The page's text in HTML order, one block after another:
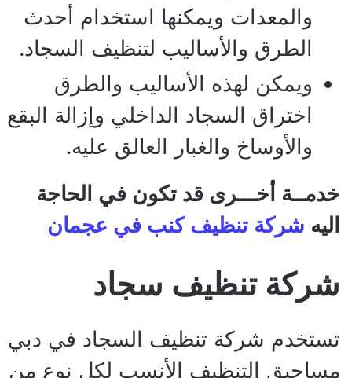
والمعدات ويمكنها استخدام أحدث
الطرق والأساليب لتنظيف السجاد.
ويمكن لهذه الأساليب والطرق
اختراق السجاد الداخلي وإزالة البقع
والأوساخ والغبار العالق عليه.
خدمــة أخـــرى قد تكون في الحاجة
اليه شركة تنظيف كنب في عجمان
شركة تنظيف سجاد
تستخدم شركة تنظيف السجاد في دبي
مساحيق التنظيف الأنسب لكل نوع من